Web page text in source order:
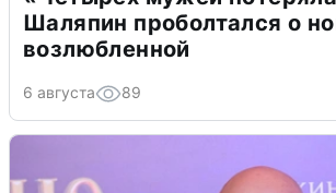
Шаляпин проболтался о
возлюбленной
6 августа 89